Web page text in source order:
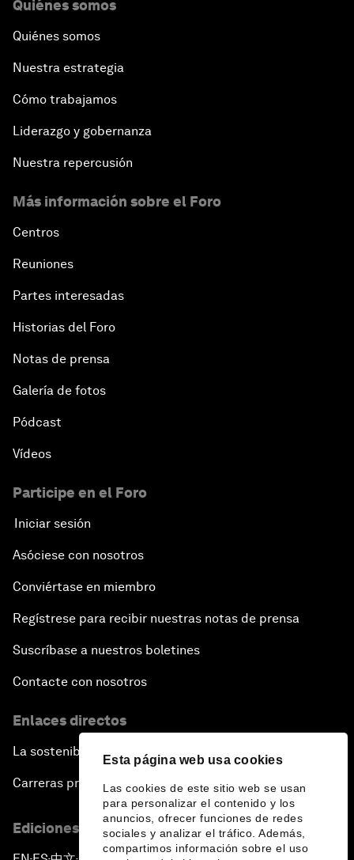
Esta página web usa cookies
Las cookies de este sitio web se usan
para personalizar el contenido y los
anuncios, ofrecer funciones de redes
sociales y analizar el tráfico. Además,
compartimos información sobre el uso
Quiénes somos
Quiénes somos
Nuestra estrategia
Cómo trabajamos
Liderazgo y gobernanza
Nuestra repercusión
Más información sobre el Foro
Centros
Reuniones
Partes interesadas
Historias del Foro
Notas de prensa
Galería de fotos
Pódcast
Vídeos
Participe en el Foro
Iniciar sesión
Asóciese con nosotros
Conviértase en miembro
Regístrese para recibir nuestras notas de prensa
Suscríbase a nuestros boletines
Contacte con nosotros
Enlaces directos
La sostenibilidad en el Foro
Carreras profesionales
Ediciones en otros idiomas